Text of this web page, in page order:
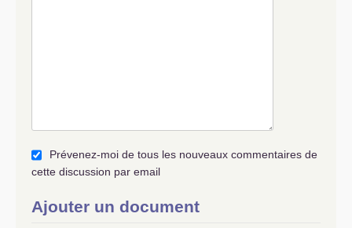
Prévenez-moi de tous les nouveaux commentaires de
cette discussion par email
Ajouter un document